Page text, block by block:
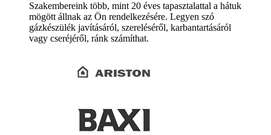
Szakembereink több, mint 20 éves tapasztalattal a hátuk
mögött állnak az Ön rendelkezésére. Legyen szó
gázkészülék javításáról, szereléséről, karbantartásáról
vagy cseréjéről, ránk számíthat.